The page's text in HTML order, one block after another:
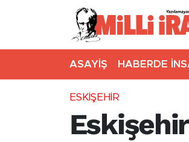
ASAYİŞ HABERDE
ESKİŞEHİR